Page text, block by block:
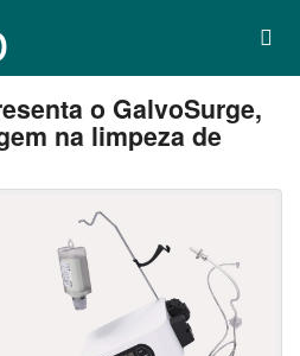
o GalvoSurge,
na limpeza de